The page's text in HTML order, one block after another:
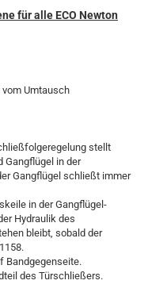
für alle ECO Newton
Umtausch
stellt
Gangflügel in der
Gangflügel schließt immer
in der ­G­ang­flügel-
Hydraulik des
bleibt, sobald der
Bandgegenseite.
des Türschließers.